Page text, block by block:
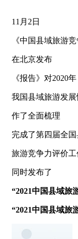
11月2日
《中国县域旅游竞
在北京发布
《报告》对2020年
我国县域旅游发
作了全面梳理
完成了第四届全
旅游竞争力评价工
同时发布了
“2021中国县域旅
“2021中国县域旅